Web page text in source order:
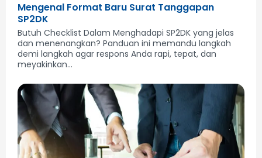
Mengenal Format Baru Surat Tanggapan
SP2DK
Butuh Checklist Dalam Menghadapi SP2DK yang jelas
dan menenangkan? Panduan ini memandu langkah
demi langkah agar respons Anda rapi, tepat, dan
meyakinkan...